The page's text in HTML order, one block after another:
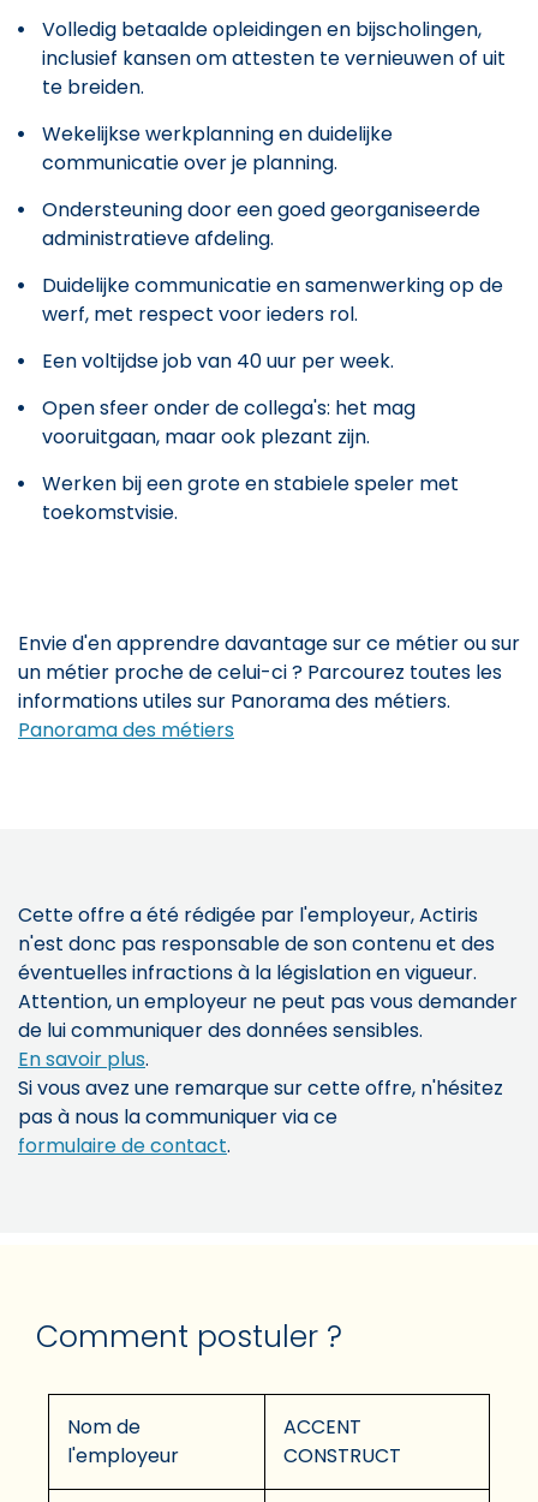
Volledig betaalde opleidingen en bijscholingen,
inclusief kansen om attesten te vernieuwen of uit
te breiden.
Wekelijkse werkplanning en duidelijke
communicatie over je planning.
Ondersteuning door een goed georganiseerde
administratieve afdeling.
Duidelijke communicatie en samenwerking op de
werf, met respect voor ieders rol.
Een voltijdse job van 40 uur per week.
Open sfeer onder de collega's: het mag
vooruitgaan, maar ook plezant zijn.
Werken bij een grote en stabiele speler met
toekomstvisie.
Envie d'en apprendre davantage sur ce métier ou sur
un métier proche de celui-ci ? Parcourez toutes les
informations utiles sur Panorama des métiers.
Panorama des métiers
Cette offre a été rédigée par l'employeur, Actiris
n'est donc pas responsable de son contenu et des
éventuelles infractions à la législation en vigueur.
Attention, un employeur ne peut pas vous demander
de lui communiquer des données sensibles.
En savoir plus.
Si vous avez une remarque sur cette offre, n'hésitez
pas à nous la communiquer via ce
formulaire de contact.
Comment postuler ?
Nom de
l'employeur
ACCENT
CONSTRUCT